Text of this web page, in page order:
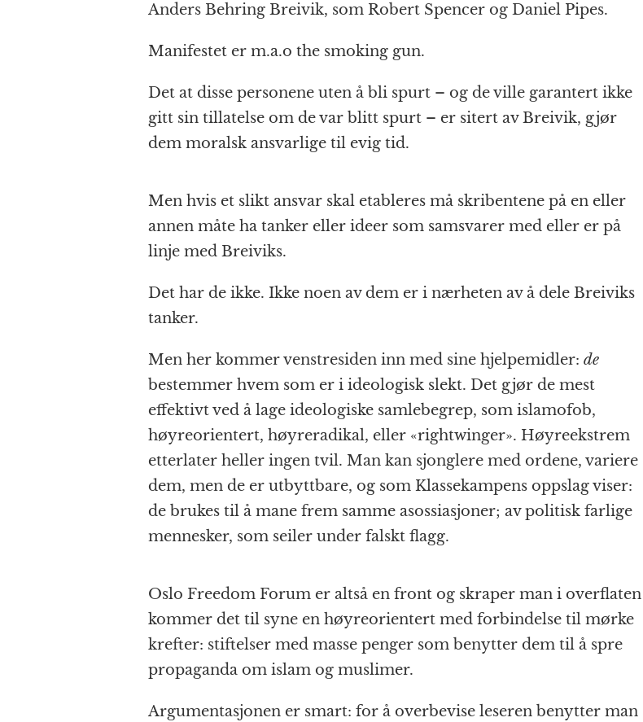
Anders Behring Breivik, som Robert Spencer og Daniel Pipes.
Manifestet er m.a.o the smoking gun.
Det at disse personene uten å bli spurt – og de ville garantert ikke
gitt sin tillatelse om de var blitt spurt – er sitert av Breivik, gjør
dem moralsk ansvarlige til evig tid.
Men hvis et slikt ansvar skal etableres må skribentene på en eller
annen måte ha tanker eller ideer som samsvarer med eller er på
linje med Breiviks.
Det har de ikke. Ikke noen av dem er i nærheten av å dele Breiviks
tanker.
Men her kommer venstresiden inn med sine hjelpemidler: de
bestemmer hvem som er i ideologisk slekt. Det gjør de mest
effektivt ved å lage ideologiske samlebegrep, som islamofob,
høyreorientert, høyreradikal, eller «rightwinger». Høyreekstrem
etterlater heller ingen tvil. Man kan sjonglere med ordene, variere
dem, men de er utbyttbare, og som Klassekampens oppslag viser:
de brukes til å mane frem samme asossiasjoner; av politisk farlige
mennesker, som seiler under falskt flagg.
Oslo Freedom Forum er altså en front og skraper man i overflaten
kommer det til syne en høyreorientert med forbindelse til mørke
krefter: stiftelser med masse penger som benytter dem til å spre
propaganda om islam og muslimer.
Argumentasjonen er smart: for å overbevise leseren benytter man